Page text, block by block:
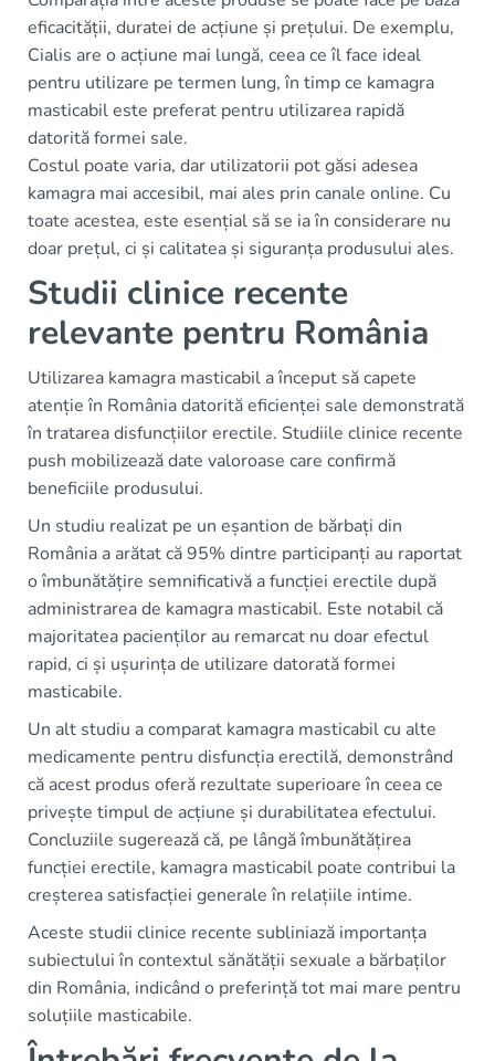
eficacității, duratei de acțiune și prețului. De exemplu,
Cialis are o acțiune mai lungă, ceea ce îl face ideal
pentru utilizare pe termen lung, în timp ce kamagra
masticabil este preferat pentru utilizarea rapidă
datorită formei sale.
Costul poate varia, dar utilizatorii pot găsi adesea
kamagra mai accesibil, mai ales prin canale online. Cu
toate acestea, este esențial să se ia în considerare nu
doar prețul, ci și calitatea și siguranța produsului ales.
Studii clinice recente
relevante pentru România
Utilizarea kamagra masticabil a început să capete
atenție în România datorită eficienței sale demonstrată
în tratarea disfuncțiilor erectile. Studiile clinice recente
push mobilizează date valoroase care confirmă
beneficiile produsului.
Un studiu realizat pe un eșantion de bărbați din
România a arătat că 95% dintre participanți au raportat
o îmbunătățire semnificativă a funcției erectile după
administrarea de kamagra masticabil. Este notabil că
majoritatea pacienților au remarcat nu doar efectul
rapid, ci și ușurința de utilizare datorată formei
masticabile.
Un alt studiu a comparat kamagra masticabil cu alte
medicamente pentru disfuncția erectilă, demonstrând
că acest produs oferă rezultate superioare în ceea ce
privește timpul de acțiune și durabilitatea efectului.
Concluziile sugerează că, pe lângă îmbunătățirea
funcției erectile, kamagra masticabil poate contribui la
creșterea satisfacției generale în relațiile intime.
Aceste studii clinice recente subliniază importanța
subiectului în contextul sănătății sexuale a bărbaților
din România, indicând o preferință tot mai mare pentru
soluțiile masticabile.